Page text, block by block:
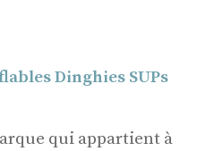
Dinghies SUPs
qui appartient à